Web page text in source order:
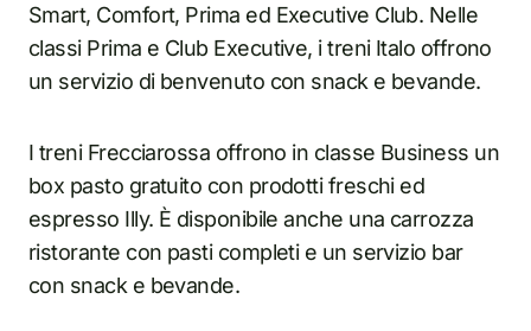
Smart, Comfort, Prima ed Executive Club. Nelle
classi Prima e Club Executive, i treni Italo offrono
un servizio di benvenuto con snack e bevande.
I treni Frecciarossa offrono in classe Business un
box pasto gratuito con prodotti freschi ed
espresso Illy. È disponibile anche una carrozza
ristorante con pasti completi e un servizio bar
con snack e bevande.